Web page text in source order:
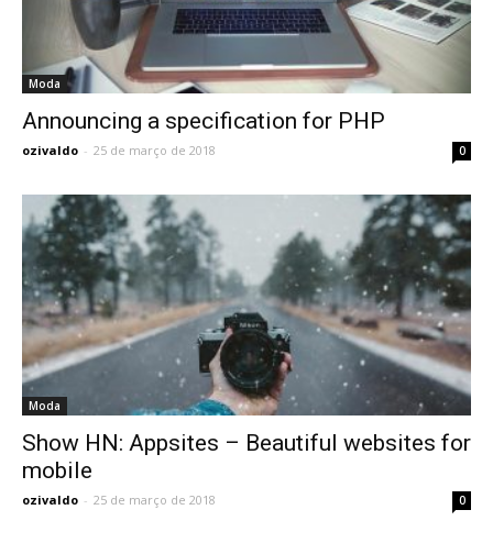
Moda
Announcing a specification for PHP
ozivaldo - 25 de março de 2018 0
Moda
Show HN: Appsites – Beautiful websites for
mobile
ozivaldo - 25 de março de 2018 0